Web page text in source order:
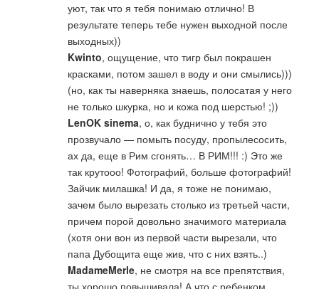
уют, так что я тебя понимаю отлично! В
результате теперь тебе нужен выходной после
выходных))
Kwinto, ощущение, что тигр был покрашен
красками, потом зашел в воду и они смылись)))
(но, как ты наверняка знаешь, полосатая у него
не только шкурка, но и кожа под шерстью! ;))
LenOK sinema, о, как буднично у тебя это
прозвучало — помыть посуду, пропылесосить,
ах да, еще в Рим сгонять… В РИМ!!! :) Это же
так крутооо! Фотографий, больше фотографий!
Зайчик милашка! И да, я тоже не понимаю,
зачем было вырезать столько из третьей части,
причем порой довольно значимого материала
(хотя они вон из первой части вырезали, что
папа Дубощита еще жив, что с них взять..)
MadameMerle, не смотря на все препятствия,